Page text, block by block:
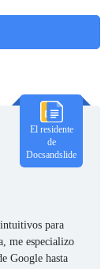
El residente
de
Docsandslide
para
me especializo
Google hasta